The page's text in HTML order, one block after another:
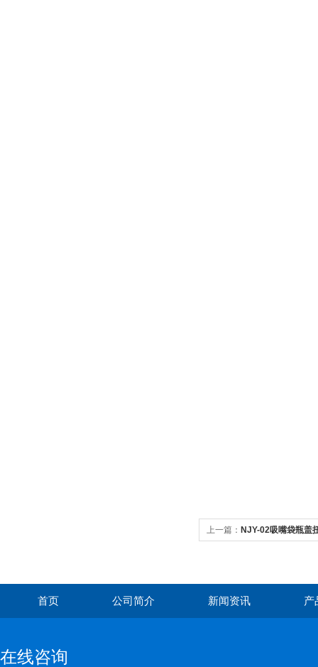
上一篇： NJY-02吸嘴袋瓶盖
首页 公司简介 新闻资讯 产
在线咨询